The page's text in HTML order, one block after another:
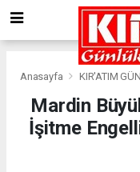
Anasayfa KIR'ATIM
Mardin
İşitme